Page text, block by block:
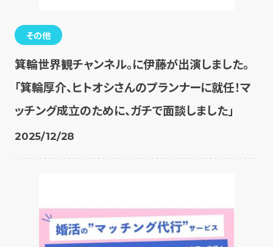
その他
箕輪世界観チャンネル。に伊藤が出演しました。
「箕輪厚介、ヒトオシさんのプランナーに就任！マ
ッチング成立のために、ガチで面談しました」
2025/12/28